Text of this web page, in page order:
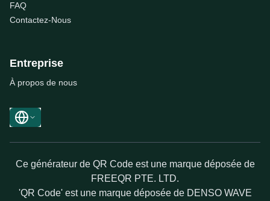
FAQ
Contactez-Nous
Entreprise
À propos de nous
Ce générateur de QR Code est une marque déposée de
FREEQR PTE. LTD.
'QR Code' est une marque déposée de DENSO WAVE